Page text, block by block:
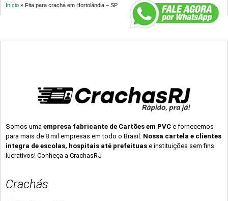
Início » Fita para crachá em Hortolândia – SP
Somos uma empresa fabricante de Cartões em PVC e fornecemos
para mais de 8 mil empresas em todo o Brasil. Nossa cartela e clientes
integra de escolas, hospitais até prefeituas e instituições sem fins
lucrativos! Conheça a CrachasRJ
Crachás